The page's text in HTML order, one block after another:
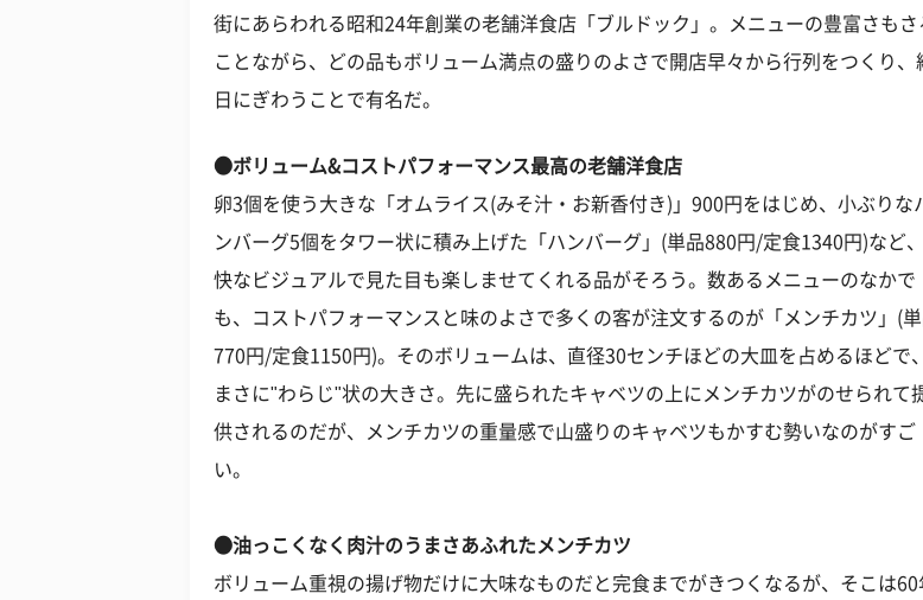
街にあらわれる昭和24年創業の老舗洋食店「ブルドック」。メニューの豊富さもさ
ことながら、どの品もボリューム満点の盛りのよさで開店早々から行列をつくり、
日にぎわうことで有名だ。
●ボリューム&コストパフォーマンス最高の老舗洋食店
卵3個を使う大きな「オムライス(みそ汁・お新香付き)」900円をはじめ、小ぶりな
ンバーグ5個をタワー状に積み上げた「ハンバーグ」(単品880円/定食1340円)など
快なビジュアルで見た目も楽しませてくれる品がそろう。数あるメニューのなかで
も、コストパフォーマンスと味のよさで多くの客が注文するのが「メンチカツ」(
770円/定食1150円)。そのボリュームは、直径30センチほどの大皿を占めるほどで、
まさに"わらじ"状の大きさ。先に盛られたキャベツの上にメンチカツがのせられて
供されるのだが、メンチカツの重量感で山盛りのキャベツもかすむ勢いなのがすご
い。
●油っこくなく肉汁のうまさあふれたメンチカツ
ボリューム重視の揚げ物だけに大味なものだと完食までがきつくなるが、そこは60